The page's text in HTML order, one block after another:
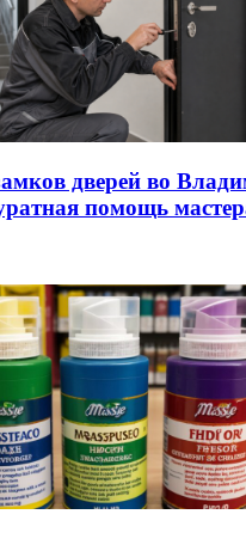
дверей во
помощь